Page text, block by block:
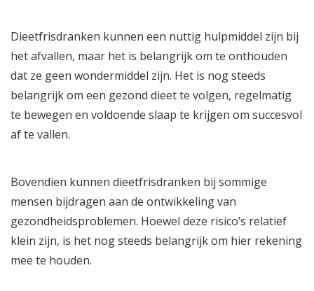
Dieetfrisdranken kunnen een nuttig hulpmiddel zijn bij
het afvallen, maar het is belangrijk om te onthouden
dat ze geen wondermiddel zijn. Het is nog steeds
belangrijk om een gezond dieet te volgen, regelmatig
te bewegen en voldoende slaap te krijgen om succesvol
af te vallen.
Bovendien kunnen dieetfrisdranken bij sommige
mensen bijdragen aan de ontwikkeling van
gezondheidsproblemen. Hoewel deze risico’s relatief
klein zijn, is het nog steeds belangrijk om hier rekening
mee te houden.